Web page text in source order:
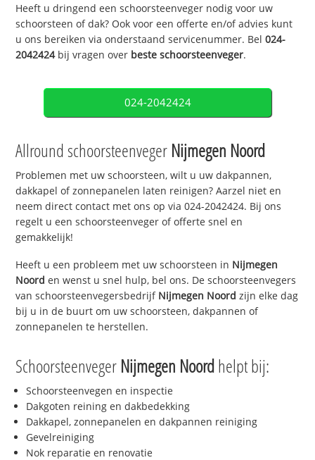
Heeft u dringend een schoorsteenveger nodig voor uw
schoorsteen of dak? Ook voor een offerte en/of advies kunt
u ons bereiken via onderstaand servicenummer. Bel024-
2042424bij vragen over beste schoorsteenveger.
024-2042424
Allround schoorsteenveger Nijmegen Noord
Problemen met uw schoorsteen, wilt u uw dakpannen,
dakkapel of zonnepanelen laten reinigen? Aarzel niet en
neem direct contact met ons op via 024-2042424. Bij ons
regelt u een schoorsteenveger of offerte snel en
gemakkelijk!
Heeft u een probleem met uw schoorsteen in Nijmegen
Noord en wenst u snel hulp, bel ons. De schoorsteenvegers
van schoorsteenvegersbedrijf Nijmegen Noord zijn elke dag
bij u in de buurt om uw schoorsteen, dakpannen of
zonnepanelen te herstellen.
Schoorsteenveger Nijmegen Noordhelpt bij:
Schoorsteenvegen en inspectie
Dakgoten reining en dakbedekking
Dakkapel, zonnepanelen en dakpannen reiniging
Gevelreiniging
Nok reparatie en renovatie